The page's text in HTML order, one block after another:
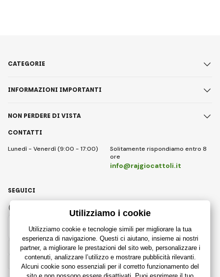
CONTATTI
Lunedì - Venerdì (9:00 - 17:00)
Solitamente rispondiamo entro 8
ore
info@rajgiocattoli.it
CATEGORIE
INFORMAZIONI IMPORTANTI
NON PERDERE DI VISTA
Italian
SEGUICI